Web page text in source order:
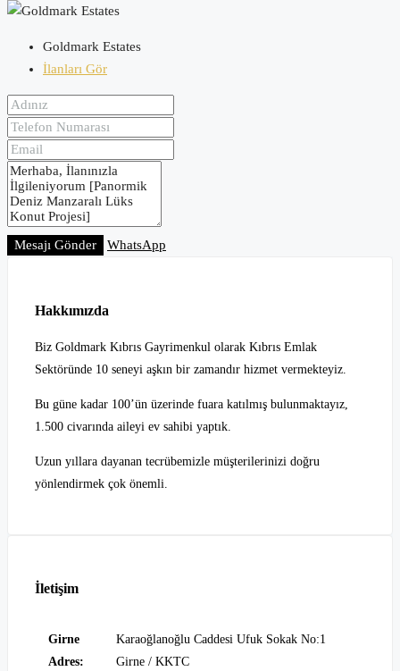
Goldmark Estates
İlanları Gör
Mesajı Gönder WhatsApp
Hakkımızda
Biz Goldmark Kıbrıs Gayrimenkul olarak Kıbrıs Emlak
Sektöründe 10 seneyi aşkın bir zamandır hizmet vermekteyiz.
Bu güne kadar 100’ün üzerinde fuara katılmış bulunmaktayız,
1.500 civarında aileyi ev sahibi yaptık.
Uzun yıllara dayanan tecrübemizle müşterilerinizi doğru
yönlendirmek çok önemli.
İletişim
Girne
Adres:
Karaoğlanoğlu Caddesi Ufuk Sokak No:1
Girne / KKTC